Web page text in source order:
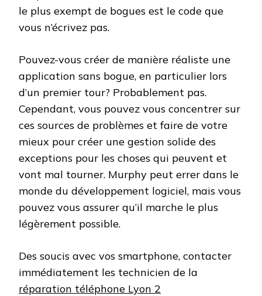
le plus exempt de bogues est le code que
vous n’écrivez pas.
Pouvez-vous créer de manière réaliste une
application sans bogue, en particulier lors
d’un premier tour? Probablement pas.
Cependant, vous pouvez vous concentrer sur
ces sources de problèmes et faire de votre
mieux pour créer une gestion solide des
exceptions pour les choses qui peuvent et
vont mal tourner. Murphy peut errer dans le
monde du développement logiciel, mais vous
pouvez vous assurer qu’il marche le plus
légèrement possible.
Des soucis avec vos smartphone, contacter
immédiatement les technicien de la
réparation téléphone Lyon 2